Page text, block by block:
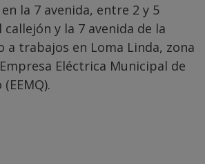
la 7 avenida, entre 2 y 5
y la 7 avenida de la
a trabajos en Loma Linda, zona
Eléctrica Municipal de